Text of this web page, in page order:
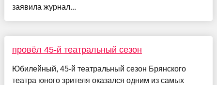
заявила журнал...
провёл 45-й театральный сезон
Юбилейный, 45‑й театральный сезон Брянского
театра юного зрителя оказался одним из самых